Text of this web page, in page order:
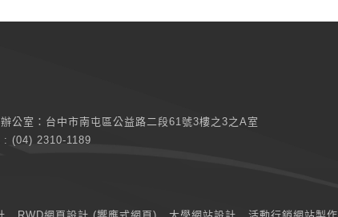
公室： 台中市南屯區公益路二段61號3樓之3之A室
: (04) 2310-1189